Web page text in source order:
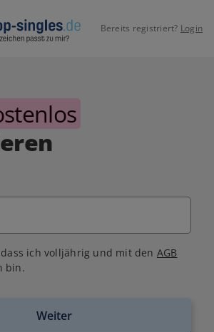
Bereits registriert? Login
ich volljährig und mit den AGB
bin.
Weiter